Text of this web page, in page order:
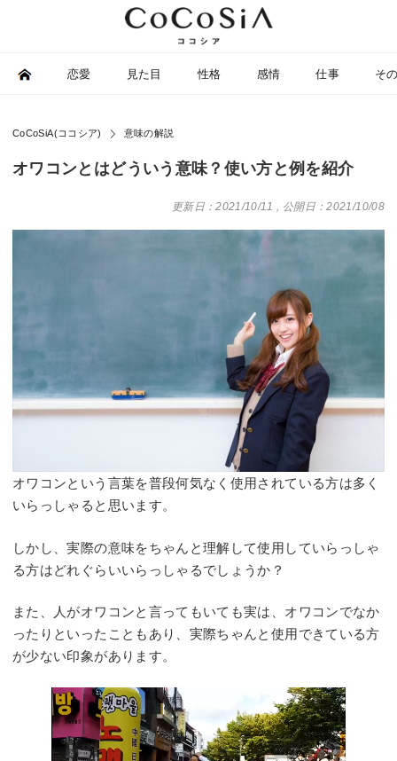
恋愛 見た目 性格 感情 仕事 そ
CoCoSiA(ココシア) 意味の解説
オワコンとはどういう意味？使い方と例を紹介
更新日：2021/10/11 , 公開日：2021/10/08
オワコンという言葉を普段何気なく使用されている方は多く
いらっしゃると思います。
しかし、実際の意味をちゃんと理解して使用していらっしゃ
る方はどれぐらいいらっしゃるでしょうか？
また、人がオワコンと言ってもいても実は、オワコンでなか
ったりといったこともあり、実際ちゃんと使用できている方
が少ない印象があります。